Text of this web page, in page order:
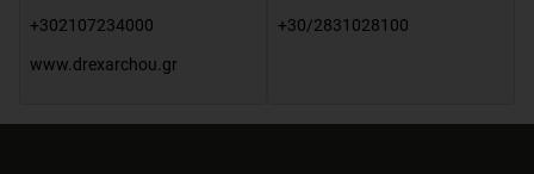
+302107234000
www.drexarchou.gr
+30/2831028100